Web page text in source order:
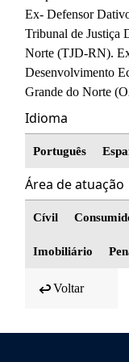
Ex- Defensor
Tribunal de Justiça
Norte (TJD-RN).
Desenvolvimento
Grande do Norte
Idioma
Português
Área de atuação
Cívil
Imobiliário
Voltar